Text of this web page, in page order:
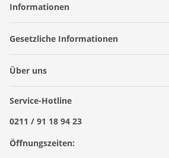
Informationen
Gesetzliche Informationen
Über uns
Service-Hotline
0211 / 91 18 94 23
Öffnungszeiten: